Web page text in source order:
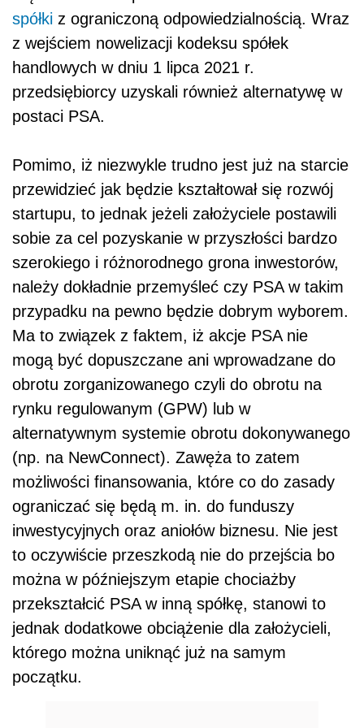
spółki z ograniczoną odpowiedzialnością. Wraz
z wejściem nowelizacji kodeksu spółek
handlowych w dniu 1 lipca 2021 r.
przedsiębiorcy uzyskali również alternatywę w
postaci PSA.
Pomimo, iż niezwykle trudno jest już na starcie
przewidzieć jak będzie kształtował się rozwój
startupu, to jednak jeżeli założyciele postawili
sobie za cel pozyskanie w przyszłości bardzo
szerokiego i różnorodnego grona inwestorów,
należy dokładnie przemyśleć czy PSA w takim
przypadku na pewno będzie dobrym wyborem.
Ma to związek z faktem, iż akcje PSA nie
mogą być dopuszczane ani wprowadzane do
obrotu zorganizowanego czyli do obrotu na
rynku regulowanym (GPW) lub w
alternatywnym systemie obrotu dokonywanego
(np. na NewConnect). Zawęża to zatem
możliwości finansowania, które co do zasady
ograniczać się będą m. in. do funduszy
inwestycyjnych oraz aniołów biznesu. Nie jest
to oczywiście przeszkodą nie do przejścia bo
można w późniejszym etapie chociażby
przekształcić PSA w inną spółkę, stanowi to
jednak dodatkowe obciążenie dla założycieli,
którego można uniknąć już na samym
początku.